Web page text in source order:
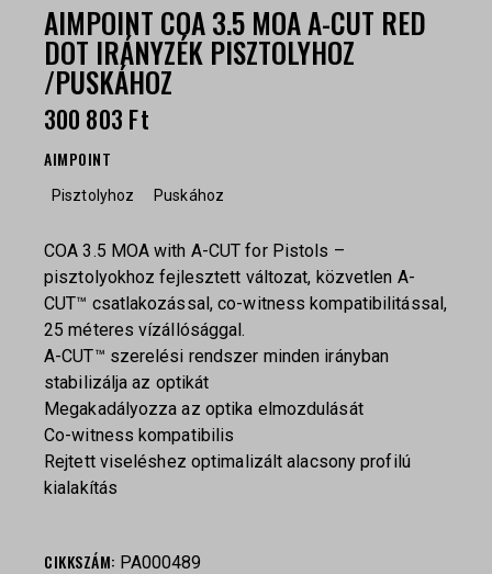
AIMPOINT COA 3.5 MOA A-CUT RED
DOT IRÁNYZÉK PISZTOLYHOZ
/PUSKÁHOZ
300 803 Ft
AIMPOINT
Pisztolyhoz Puskához
COA 3.5 MOA with A-CUT for Pistols –
pisztolyokhoz fejlesztett változat, közvetlen A-
CUT™ csatlakozással, co-witness kompatibilitással,
25 méteres vízállósággal.
A-CUT™ szerelési rendszer minden irányban
stabilizálja az optikát
Megakadályozza az optika elmozdulását
Co-witness kompatibilis
Rejtett viseléshez optimalizált alacsony profilú
kialakítás
CIKKSZÁM: PA000489